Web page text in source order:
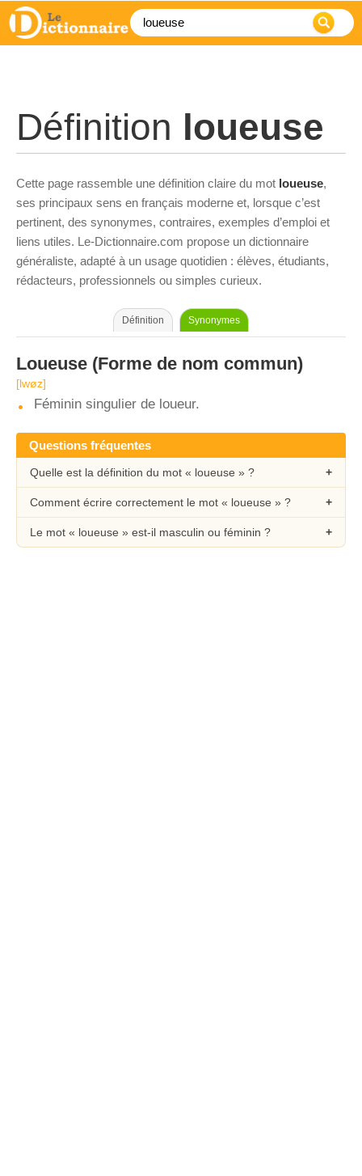
Définition loueuse
Cette page rassemble une définition claire du mot loueuse,
ses principaux sens en français moderne et, lorsque c’est
pertinent, des synonymes, contraires, exemples d’emploi et
liens utiles. Le-Dictionnaire.com propose un dictionnaire
généraliste, adapté à un usage quotidien : élèves, étudiants,
rédacteurs, professionnels ou simples curieux.
Définition Synonymes
Loueuse (Forme de nom commun)
[lwøz]
Féminin singulier de loueur.
Questions fréquentes
Quelle est la définition du mot « loueuse » ?
Comment écrire correctement le mot « loueuse » ?
Le mot « loueuse » est-il masculin ou féminin ?